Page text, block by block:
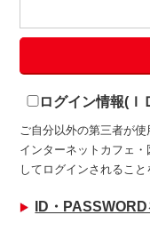
ログイン情報(Ｉ
ご自分以外の第三者が
インターネットカフェ
してログインされること
ID・